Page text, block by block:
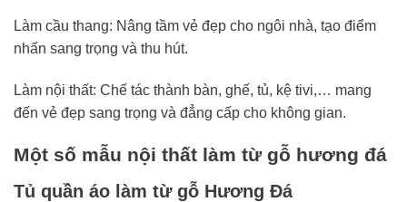
Làm cầu thang: Nâng tầm vẻ đẹp cho ngôi nhà, tạo điểm
nhấn sang trọng và thu hút.
Làm nội thất: Chế tác thành bàn, ghế, tủ, kệ tivi,… mang
đến vẻ đẹp sang trọng và đẳng cấp cho không gian.
Một số mẫu nội thất làm từ gỗ hương đá
Tủ quần áo làm từ gỗ Hương Đá